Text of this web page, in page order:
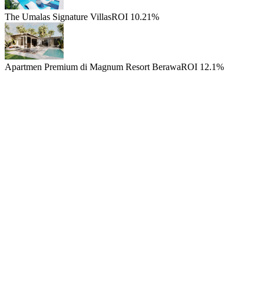
The Umalas Signature VillasROI 10.21%
Apartmen Premium di Magnum Resort BerawaROI 12.1%